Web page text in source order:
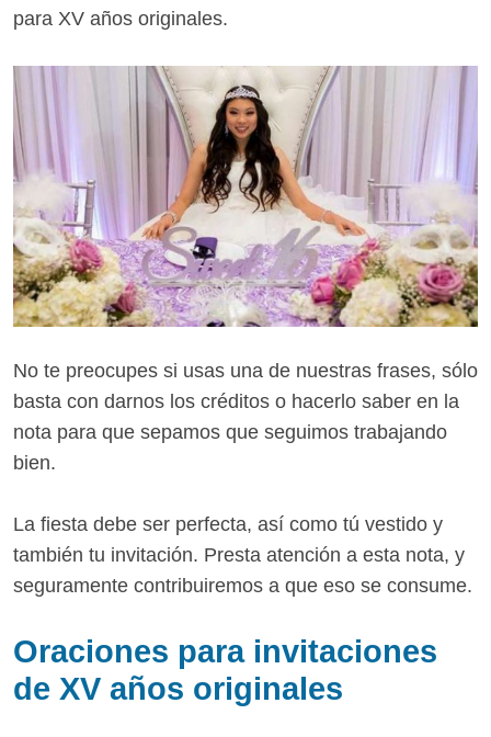
para XV años originales.
No te preocupes si usas una de nuestras frases, sólo
basta con darnos los créditos o hacerlo saber en la
nota para que sepamos que seguimos trabajando
bien.
La fiesta debe ser perfecta, así como tú vestido y
también tu invitación. Presta atención a esta nota, y
seguramente contribuiremos a que eso se consume.
Oraciones para invitaciones
de XV años originales